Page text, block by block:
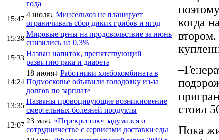
года
15:47
4 июля↓ Минсельхоз не планирует
ограничивать сбор диких грибов и ягод
15:38
Мировые цены на продовольствие за июнь
снизились на 0,3%
15:33
Назван напиток, препятствующий
развитию рака и диабета
14:24
18 июня↓ Работники хлебокомбината в
Подмосковье объявили голодовку из-за
долгов по зарплате
13:35
Названы провоцирующие возникновение
смертельных болезней продукты
12:07
23 мая↓ «Перекресток» задумался о
сотрудничестве с сервисами доставки еды
когда
стоил
Пока